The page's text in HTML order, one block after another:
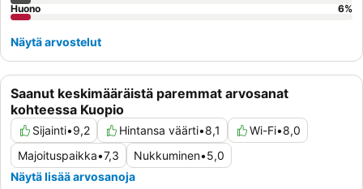
Saanut keskimääräistä paremmat arvosanat
kohteessa Kuopio
Sijainti•9,2 Hintansa väärti•8,1 Wi-Fi•8,0
Majoituspaikka•7,3 Nukkuminen•5,0
Näytä lisää arvosanoja
Huono
6%
Näytä arvostelut